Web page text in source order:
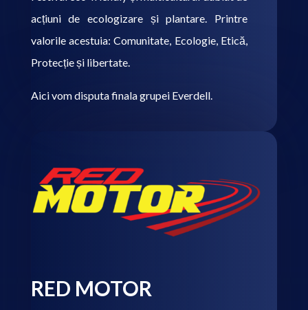
acțiuni de ecologizare și plantare. Printre
valorile acestuia: Comunitate, Ecologie, Etică,
Protecție și libertate.
Aici vom disputa finala grupei Everdell.
RED MOTOR